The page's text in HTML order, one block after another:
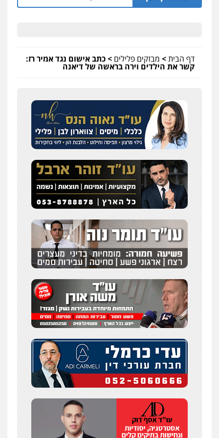
דף הבית> מבזקים פלילים >כתב אישום נגד אמיר רז:
קשר את הילדים וירה בראשה של דיאנה
דין לענייני אסירים
0507913332
עו"ד איהאב ג'לג'ולי
פלילי מעצרים וחקירות עורכי דין לענייני
אסירים
0505216700
עו"ד שלומי שרון
פלילי צבאי מעצרים וחקירות
0547342002
עו"ד אלון קריטי
פלילי כלכלי אלימות סמים מעצרים
0525544654
מנשה, אלמוג – עורכי דין
פלילי עבירות תנועה צווארון לבן תעבורה
עורכי דין לענייני אסירים מעצרים וחקירות
0546470989
עו"ד זוהר ארבל
פלילי פשיעה חמורה מעצרים וחקירות
קטינים
עו"ד אסף דוק
פלילי עבירות מין סמים והימורים